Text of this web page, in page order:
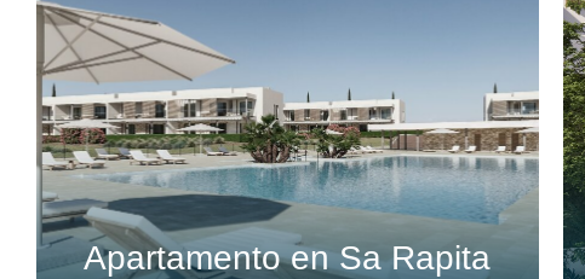
Apartamento en Sa Rapita